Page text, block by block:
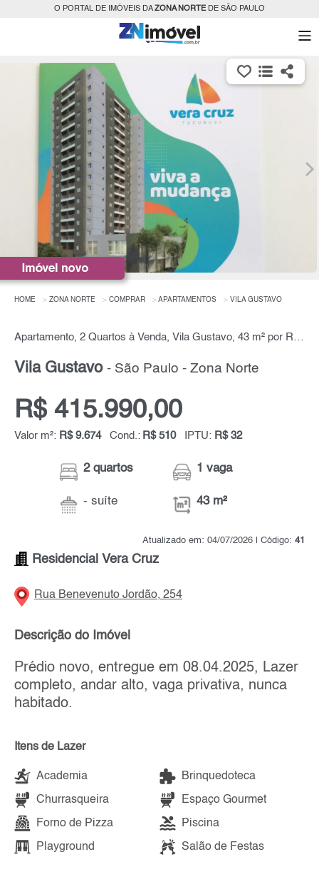
O PORTAL DE IMÓVEIS DAZONA NORTEDE SÃO PAULO
HOME ZONA NORTE COMPRAR APARTAMENTOS VILA GUSTAVO
Apartamento, 2 Quartos à Venda, Vila Gustavo, 43 m² por R$ 415.990,00
Vila Gustavo - São Paulo - Zona Norte
R$ 415.990,00
Valor m²: R$ 9.674 Cond.: R$ 510 IPTU: R$ 32
2 quartos
- suíte
1 vaga
43 m²
Atualizado em: 04/07/2026 | Código: 41
Residencial Vera Cruz
Rua Benevenuto Jordão, 254
Descrição do Imóvel
Prédio novo, entregue em 08.04.2025, Lazer
completo, andar alto, vaga privativa, nunca
habitado.
Itens de Lazer
Academia Brinquedoteca
Churrasqueira Espaço Gourmet
Forno de Pizza Piscina
Playground Salão de Festas